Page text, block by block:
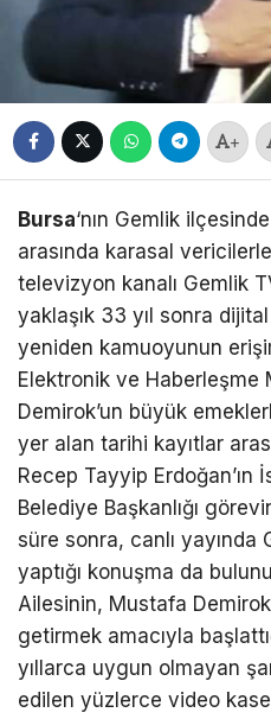
+
Bursa‘nın Gemlik
arasında karasal
televizyon kanalı Gemlik
yaklaşık 33 yıl sonra
yeniden kamuoyunun
Elektronik ve Haberleşme
Demirok’un büyük
yer alan tarihi kayıtlar
Recep Tayyip Erdoğan’ın
Belediye Başkanlığı
süre sonra, canlı yayında
yaptığı konuşma da
Ailesinin, Mustafa
getirmek amacıyla
yıllarca uygun olmayan
edilen yüzlerce video